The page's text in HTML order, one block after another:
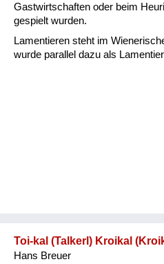
Gastwirtschaften oder beim
gespielt wurden.
Lamentieren steht im
wurde parallel dazu als
Toi-kal (Talkerl) Kroikal
Hans Breuer